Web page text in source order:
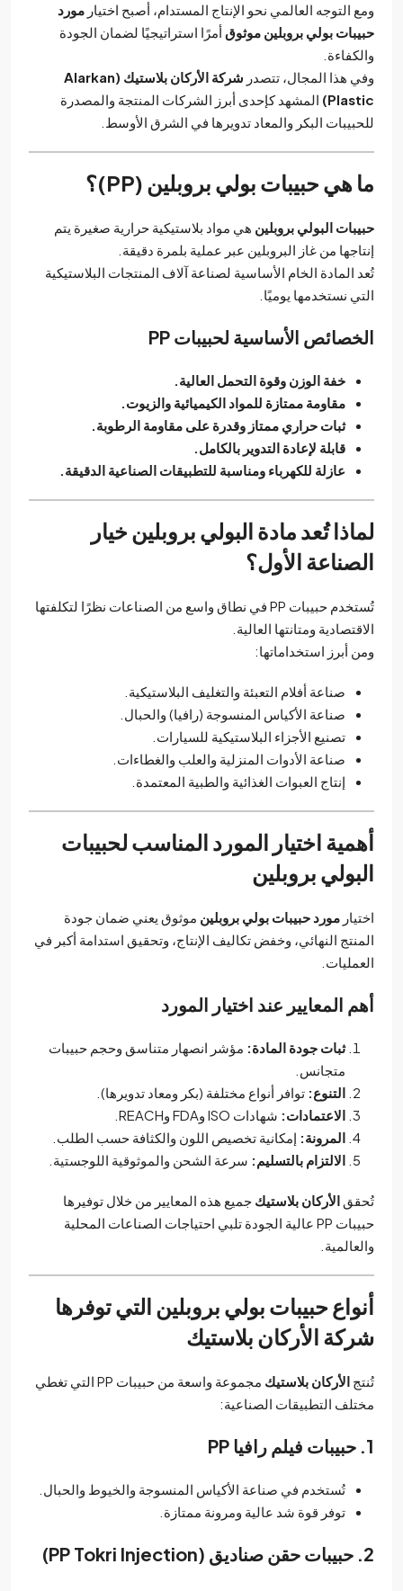
ومع التوجه العالمي نحو الإنتاج المستدام، أصبح اختيار مورد
حبيبات بولي بروبلين موثوقأمرًا استراتيجيًا لضمان الجودة
والكفاءة.
وفي هذا المجال، تتصدر
شركة الأركان بلاستيك (Alarkan
Plastic) المشهد كإحدى أبرز الشركات المنتجة والمصدرة
للحبيبات البكر والمعاد تدويرها في الشرق الأوسط.
ما هي حبيبات بولي بروبلين (PP)؟
حبيبات البولي بروبلين هي مواد بلاستيكية حرارية صغيرة يتم
إنتاجها من غاز البروبلين عبر عملية بلمرة دقيقة.
تُعد المادة الخام الأساسية لصناعة آلاف المنتجات البلاستيكية
التي نستخدمها يوميًا.
الخصائص الأساسية لحبيبات PP
خفة الوزن وقوة التحمل العالية.
مقاومة ممتازة للمواد الكيميائية والزيوت.
ثبات حراري ممتاز وقدرة على مقاومة الرطوبة.
قابلة لإعادة التدوير بالكامل.
عازلة للكهرباء ومناسبة للتطبيقات الصناعية الدقيقة.
لماذا تُعد مادة البولي بروبلين خيار
الصناعة الأول؟
تُستخدم حبيبات PP في نطاق واسع من الصناعات نظرًا لتكلفتها
الاقتصادية ومتانتها العالية.
ومن أبرز استخداماتها:
صناعة أفلام التعبئة والتغليف البلاستيكية.
صناعة الأكياس المنسوجة (رافيا) والحبال.
تصنيع الأجزاء البلاستيكية للسيارات.
صناعة الأدوات المنزلية والعلب والغطاءات.
إنتاج العبوات الغذائية والطبية المعتمدة.
أهمية اختيار المورد المناسب لحبيبات
البولي بروبلين
اختيار مورد حبيبات بولي بروبلين موثوق يعني ضمان جودة
المنتج النهائي، وخفض تكاليف الإنتاج، وتحقيق استدامة أكبر في
العمليات.
أهم المعايير عند اختيار المورد
ثبات جودة المادة: مؤشر انصهار متناسق وحجم حبيبات
متجانس.
التنوع: توافر أنواع مختلفة (بكر ومعاد تدويرها).
الاعتمادات: شهادات ISO وFDA وREACH.
المرونة: إمكانية تخصيص اللون والكثافة حسب الطلب.
الالتزام بالتسليم: سرعة الشحن والموثوقية اللوجستية.
تُحقق الأركان بلاستيك جميع هذه المعايير من خلال توفيرها
حبيبات PP عالية الجودة تلبي احتياجات الصناعات المحلية
والعالمية.
أنواع حبيبات بولي بروبلين التي توفرها
شركة الأركان بلاستيك
تُنتج الأركان بلاستيك
مجموعة واسعة من حبيبات PP التي تغطي
مختلف التطبيقات الصناعية:
1. حبيبات فيلم رافيا PP
تُستخدم في صناعة الأكياس المنسوجة والخيوط والحبال.
توفر قوة شد عالية ومرونة ممتازة.
2. حبيبات حقن صناديق (PP Tokri Injection)